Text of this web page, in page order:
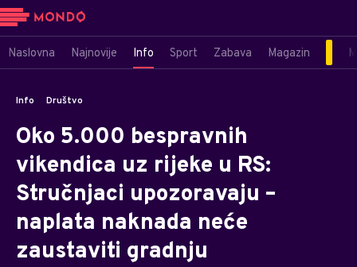
Naslovna Najnovije Info Sport Zabava Magazin
Info Društvo
Oko 5.000 bespravnih
vikendica uz rijeke u RS:
Stručnjaci upozoravaju –
naplata naknada neće
zaustaviti gradnju